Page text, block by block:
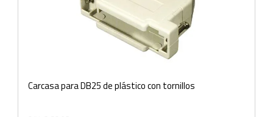
Carcasa para DB25 de plástico con tornillos